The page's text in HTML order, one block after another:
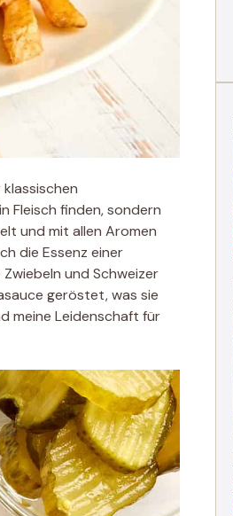
Fleisch finden, sondern
und mit allen Aromen
die Essenz einer
und Schweizer
geröstet, was sie
meine Leidenschaft für